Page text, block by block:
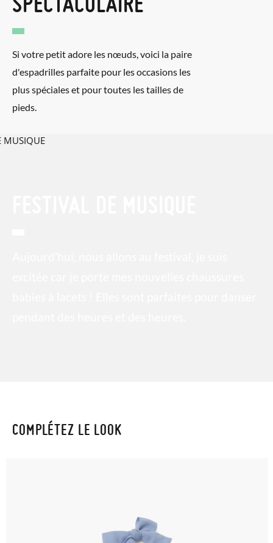
Si votre petit adore les nœuds, voici la paire
d'espadrilles parfaite pour les occasions les
plus spéciales et pour toutes les tailles de
pieds.
COMPLÉTEZ LE LOOK